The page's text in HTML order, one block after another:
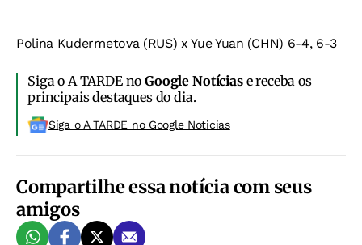
Polina Kudermetova (RUS) x Yue Yuan (CHN) 6-4, 6-3
Siga o A TARDE noGoogle Notíciase receba os
principais destaques do dia.
Siga o A TARDE no Google Noticias
Compartilhe essa notícia com seus
amigos